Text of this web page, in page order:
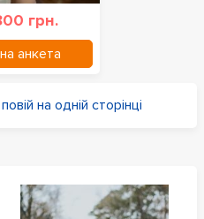
грн.
анкета
на одній сторінці